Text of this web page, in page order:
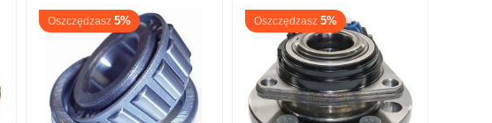
Oszczędzasz 5% Oszczędzasz 5%